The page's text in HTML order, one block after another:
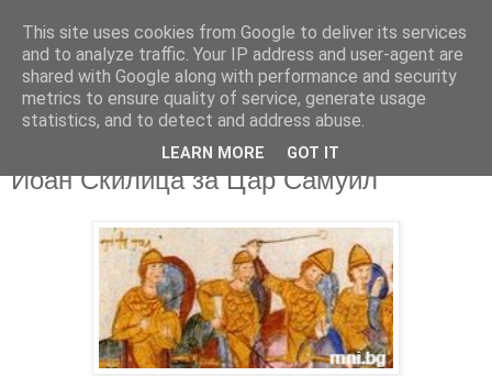
Йоан Скилица за Цар Самуил
This site uses cookies from Google to deliver its services
and to analyze traffic. Your IP address and user-agent are
shared with Google along with performance and security
metrics to ensure quality of service, generate usage
statistics, and to detect and address abuse.
LEARN MORE GOT IT